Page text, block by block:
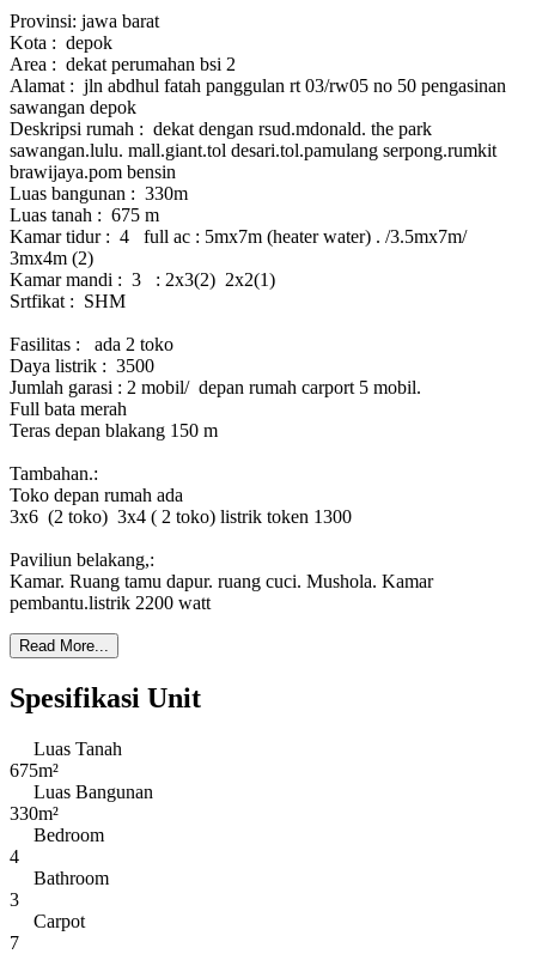
Provinsi: jawa barat
Kota : depok
Area : dekat perumahan bsi 2
Alamat : jln abdhul fatah panggulan rt 03/rw05 no 50 pengasinan
sawangan depok
Deskripsi rumah : dekat dengan rsud.mdonald. the park
sawangan.lulu. mall.giant.tol desari.tol.pamulang serpong.rumkit
brawijaya.pom bensin
Luas bangunan : 330m
Luas tanah : 675 m
Kamar tidur : 4 full ac : 5mx7m (heater water) . /3.5mx7m/
3mx4m (2)
Kamar mandi : 3 : 2x3(2) 2x2(1)
Srtfikat : SHM
Fasilitas : ada 2 toko
Daya listrik : 3500
Jumlah garasi : 2 mobil/ depan rumah carport 5 mobil.
Full bata merah
Teras depan blakang 150 m
Tambahan.:
Toko depan rumah ada
3x6 (2 toko) 3x4 ( 2 toko) listrik token 1300
Paviliun belakang,:
Kamar. Ruang tamu dapur. ruang cuci. Mushola. Kamar
pembantu.listrik 2200 watt
Read More...
Spesifikasi Unit
Luas Tanah
675m²
Luas Bangunan
330m²
Bedroom
4
Bathroom
3
Carpot
7